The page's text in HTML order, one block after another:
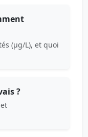
(µg/L), et quoi
?